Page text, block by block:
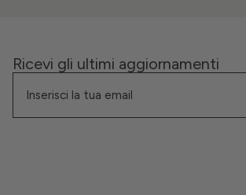
Ricevi gli ultimi aggiornamenti